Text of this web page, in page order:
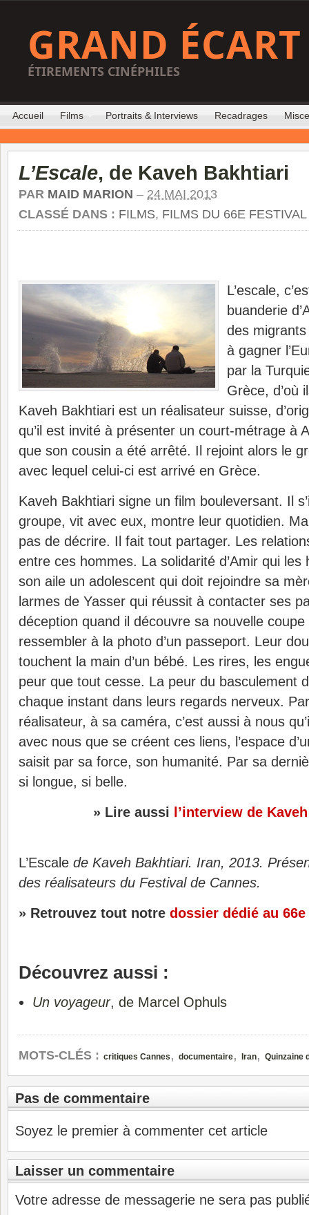
GRAND ÉCART
ÉTIREMENTS CINÉPHILES
Accueil Films Portraits & Interviews Recadrages
L’Escale, de Kaveh Bakhtiari
PAR MAID MARION – 24 MAI 2013
CLASSÉ DANS : FILMS, FILMS DU 66E
L’escale,
buanderie
des
à gagner
par la
Grèce, d’où
Kaveh Bakhtiari est un réalisateur suisse,
qu’il est invité à présenter un court-métrage à
que son cousin a été arrêté. Il rejoint alors le
avec lequel celui-ci est arrivé en Grèce.
Kaveh Bakhtiari signe un film bouleversant. Il
groupe, vit avec eux, montre leur quotidien.
pas de décrire. Il fait tout partager. Les
entre ces hommes. La solidarité d’Amir qui
son aile un adolescent qui doit rejoindre sa
larmes de Yasser qui réussit à contacter ses
déception quand il découvre sa nouvelle
ressembler à la photo d’un passeport. Leur
touchent la main d’un bébé. Les rires, les
peur que tout cesse. La peur du basculement
chaque instant dans leurs regards nerveux.
réalisateur, à sa caméra, c’est aussi à nous
avec nous que se créent ces liens, l’espace
saisit par sa force, son humanité. Par sa
si longue, si belle.
» Lire aussi
l’interview de
L’Escale de Kaveh Bakhtiari. Iran, 2013.
des réalisateurs du Festival de Cannes.
» Retrouvez tout notre dossier dédié au
Découvrez aussi :
Un voyageur, de Marcel Ophuls
MOTS-CLÉS : critiques Cannes , documentaire, Iran, Quinzaine
Pas de commentaire
Soyez le premier à commenter cet article
Laisser un commentaire
Votre adresse de messagerie ne sera pas